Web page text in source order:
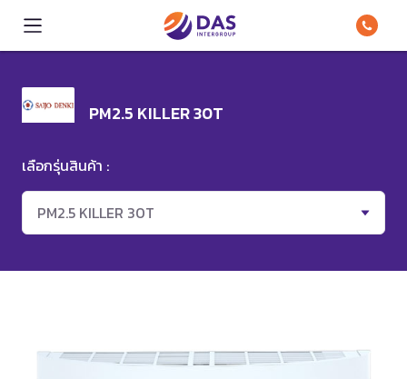
PM2.5 KILLER 30T
เลือกรุ่นสินค้า :
PM2.5 KILLER 30T